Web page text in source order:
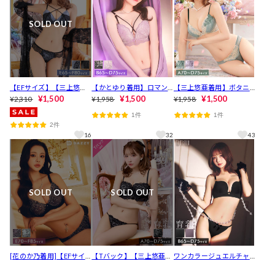
SOLD OUT
【EFサイズ】【三上悠亜
着用】ダスティーサテン
クロスレーシィブラジャ
ー&バック透けフルバック
ショーツ[推し]
¥2,310 ¥1,500
2件
16
【かとゆり着用】ロマン
ティックスカラップコー
フルバックショーツ[推し]
¥1,958 ¥1,500
1件
32
【三上悠亜着用】ボタニ
カルチュールレーシィブ
ーツ[推し][人気]
¥1,958 ¥1,500
1件
43
SOLD OUT
[花のか乃着用]【EFサイ
SOLD OUT
【Tバック】【三上悠亜着
ワンカラージュエルチャ